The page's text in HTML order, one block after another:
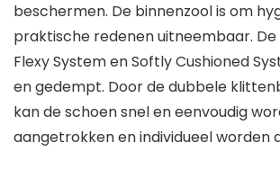
beschermen. De binnenzool is om
praktische redenen uitneembaar.
Flexy System en Softly Cushioned
en gedempt. Door de dubbele
kan de schoen snel en eenvoudig
aangetrokken en individueel worden